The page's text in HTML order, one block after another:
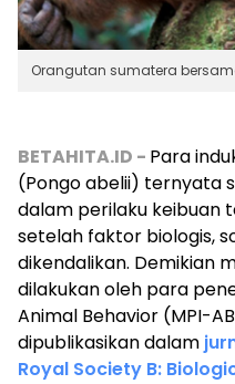
Orangutan sumatera
BETAHITA.ID - Para
(Pongo abelii) ternyata
dalam perilaku keibuan
setelah faktor biologis,
dikendalikan. Demikian
dilakukan oleh para
Animal Behavior (MPI-
dipublikasikan dalam
Royal Society B: